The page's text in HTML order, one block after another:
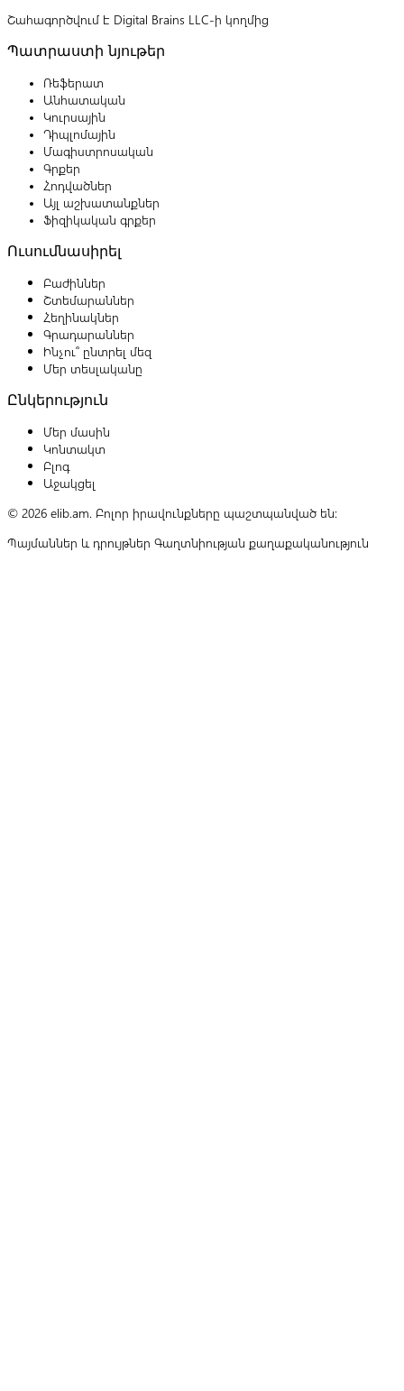
Շահագործվում է Digital Brains LLC-ի կողմից
Պատրաստի նյութեր
Ռեֆերատ
Անհատական
Կուրսային
Դիպլոմային
Մագիստրոսական
Գրքեր
Հոդվածներ
Այլ աշխատանքներ
Ֆիզիկական գրքեր
Ուսումնասիրել
Բաժիններ
Շտեմարաններ
Հեղինակներ
Գրադարաններ
Ինչու՞ ընտրել մեզ
Մեր տեսլականը
Ընկերություն
Մեր մասին
Կոնտակտ
Բլոգ
Աջակցել
© 2026 elib.am. Բոլոր իրավունքները պաշտպանված են:
Պայմաններ և դրույթներ Գաղտնիության քաղաքականություն